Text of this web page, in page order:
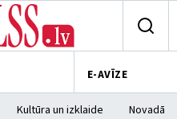
E-AVĪZE
Kultūra un izklaide Novadā